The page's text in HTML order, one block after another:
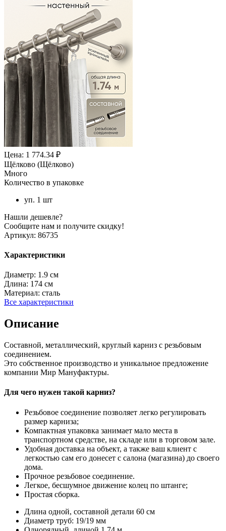
Цена: 1 774.34 ₽
Щёлково (Щёлково)
Много
Количество в упаковке
уп. 1 шт
Нашли дешевле?
Сообщите нам и получите скидку!
Артикул: 86735
Характеристики
Диаметр: 1.9 см
Длина: 174 см
Материал: сталь
Все характеристики
Описание
Составной, металлический, круглый карниз с резьбовым
соединением.
Это собственное производство и уникальное предложение
компании Мир Мануфактуры.
Для чего нужен такой карниз?
Резьбовое соединение позволяет легко регулировать
размер карниза;
Компактная упаковка занимает мало места в
транспортном средстве, на складе или в торговом зале.
Удобная доставка на объект, а также ваш клиент с
легкостью сам его донесет с салона (магазина) до своего
дома.
Прочное резьбовое соединение.
Легкое, бесшумное движение колец по штанге;
Простая сборка.
Длина одной, составной детали 60 см
Диаметр труб: 19/19 мм